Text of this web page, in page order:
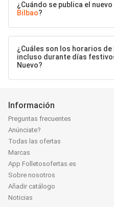
¿Cuándo se publica el
Bilbao?
¿Cuáles son los horarios de
incluso durante días
Nuevo?
Información
Preguntas frecuentes
Anúnciate?
Todas las ofertas
Marcas
App Folletosofertas.es
Sobre nosotros
Añadir catálogo
Noticias